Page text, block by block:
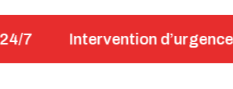
Intervention d’urgence 24/7